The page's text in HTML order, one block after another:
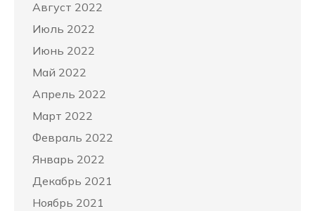
Август 2022
Июль 2022
Июнь 2022
Май 2022
Апрель 2022
Март 2022
Февраль 2022
Январь 2022
Декабрь 2021
Ноябрь 2021